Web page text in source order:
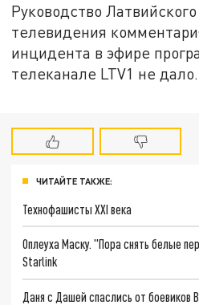
Руководство
телевидения
инцидента в эфире
телеканале LTV1 не дало.
ЧИТАЙТЕ ТАКЖЕ:
Технофашисты XXI века
Оплеуха Маску. "Пора снять белые
Starlink
Даня с Дашей спаслись от боевиков